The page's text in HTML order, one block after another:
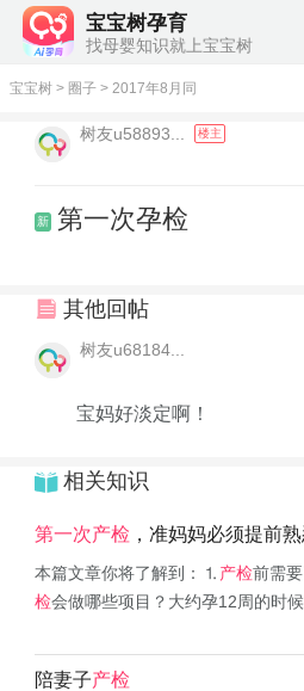
宝宝树孕育
找母婴知识就上宝宝树
宝宝树 > 圈子 > 2017年8月同
树友u58893... 楼主
新 第一次孕检
其他回帖
树友u68184...
宝妈好淡定啊！
相关知识
第一次产检 ，准妈妈必须提前
本篇文章你将了解到：⒈ 产检前需
检会做哪些项目？大约孕12周的时候
陪妻子产检